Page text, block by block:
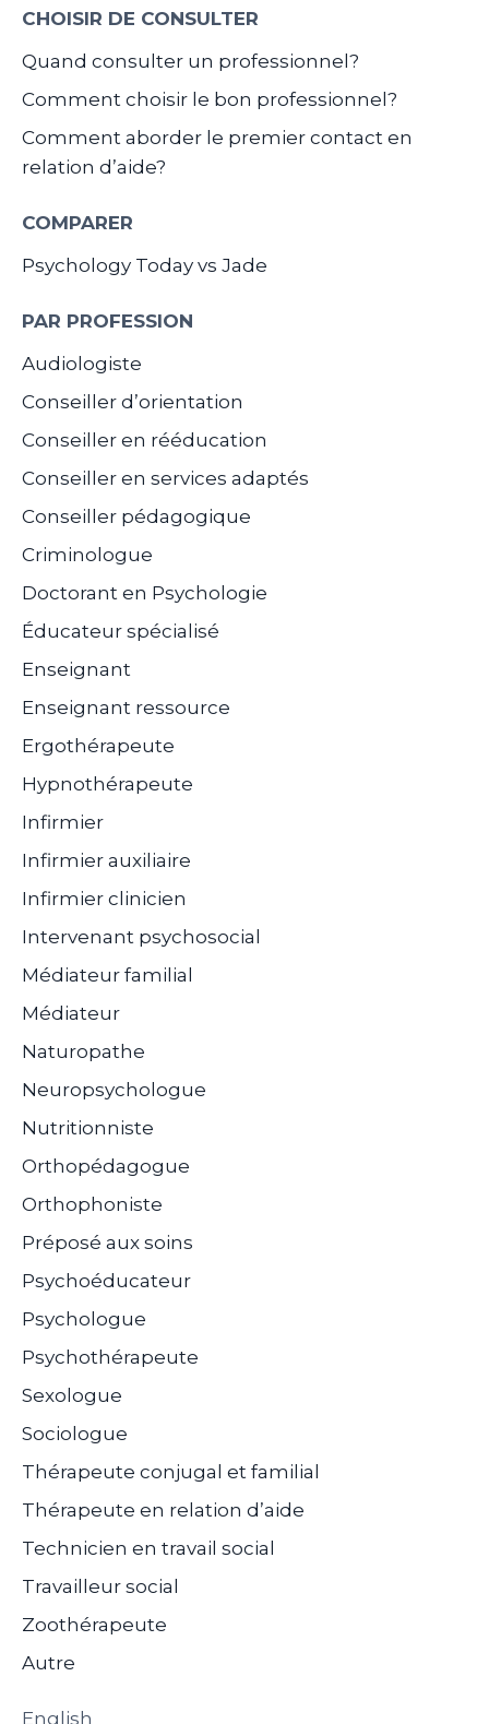
CHOISIR DE CONSULTER
Quand consulter un professionnel?
Comment choisir le bon professionnel?
Comment aborder le premier contact en
relation d’aide?
COMPARER
Psychology Today vs Jade
PAR PROFESSION
Audiologiste
Conseiller d’orientation
Conseiller en rééducation
Conseiller en services adaptés
Conseiller pédagogique
Criminologue
Doctorant en Psychologie
Éducateur spécialisé
Enseignant
Enseignant ressource
Ergothérapeute
Hypnothérapeute
Infirmier
Infirmier auxiliaire
Infirmier clinicien
Intervenant psychosocial
Médiateur familial
Médiateur
Naturopathe
Neuropsychologue
Nutritionniste
Orthopédagogue
Orthophoniste
Préposé aux soins
Psychoéducateur
Psychologue
Psychothérapeute
Sexologue
Sociologue
Thérapeute conjugal et familial
Thérapeute en relation d’aide
Technicien en travail social
Travailleur social
Zoothérapeute
Autre
English